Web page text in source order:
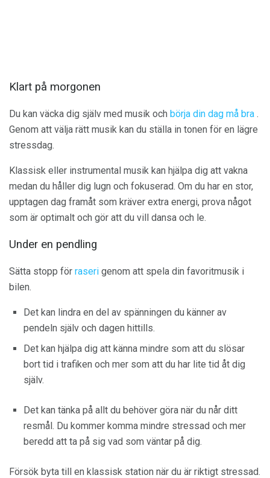
Klart på morgonen
Du kan väcka dig själv med musik och börja din dag må bra .
Genom att välja rätt musik kan du ställa in tonen för en lägre
stressdag.
Klassisk eller instrumental musik kan hjälpa dig att vakna
medan du håller dig lugn och fokuserad. Om du har en stor,
upptagen dag framåt som kräver extra energi, prova något
som är optimalt och gör att du vill dansa och le.
Under en pendling
Sätta stopp för raseri genom att spela din favoritmusik i
bilen.
Det kan lindra en del av spänningen du känner av
pendeln själv och dagen hittills.
Det kan hjälpa dig att känna mindre som att du slösar
bort tid i trafiken och mer som att du har lite tid åt dig
själv.
Det kan tänka på allt du behöver göra när du når ditt
resmål. Du kommer komma mindre stressad och mer
beredd att ta på sig vad som väntar på dig.
Försök byta till en klassisk station när du är riktigt stressad.